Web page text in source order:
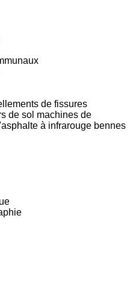
de fissures
de sol machines de
à infrarouge bennes